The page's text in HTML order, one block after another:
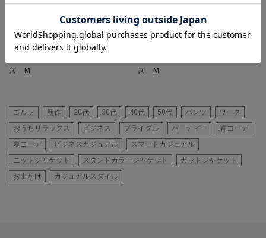
UNION STATION
ハイパーストレッチヘリンボンパ
ンツ【サイズ S-4L展開】 ※大
きいサイズ有
ズ M
UNION STATION
【COLE HAAN/コールハーン】グ
ランドプロ トップスピンスニー
ズ M
ゴルフ 新作 20代 30代 40代 50代 パンツ
ワーク
おうちリラックス
ビジネス ブライダル パーティー
春コーデ
夏コーデ
ビジネスカジュアル
スマートカジュアル
ニットジャケット
スタンドカラージャケット
カットジャケット
お出かけ
カジュアルスタイル